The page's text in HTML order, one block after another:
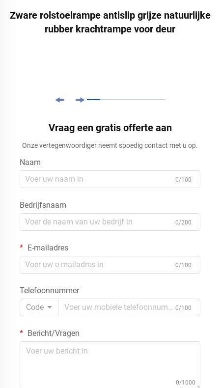
Zware rolstoelrampe antislip grijze natuurlijke
rubber krachtrampe voor deur
Vraag een gratis offerte aan
Onze vertegenwoordiger neemt spoedig contact met u op.
Naam
0/100
Bedrijfsnaam
0/200
E-mailadres
0/100
Telefoonnummer
Code
0/100
Bericht/Vragen
0/1000